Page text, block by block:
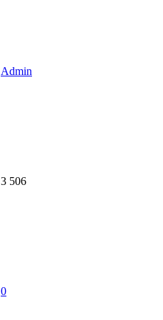
Admin
3 506
0